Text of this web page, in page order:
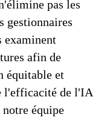
pas les
gestionnaires
examinent
afin de
équitable et
l'efficacité de l'IA
équipe